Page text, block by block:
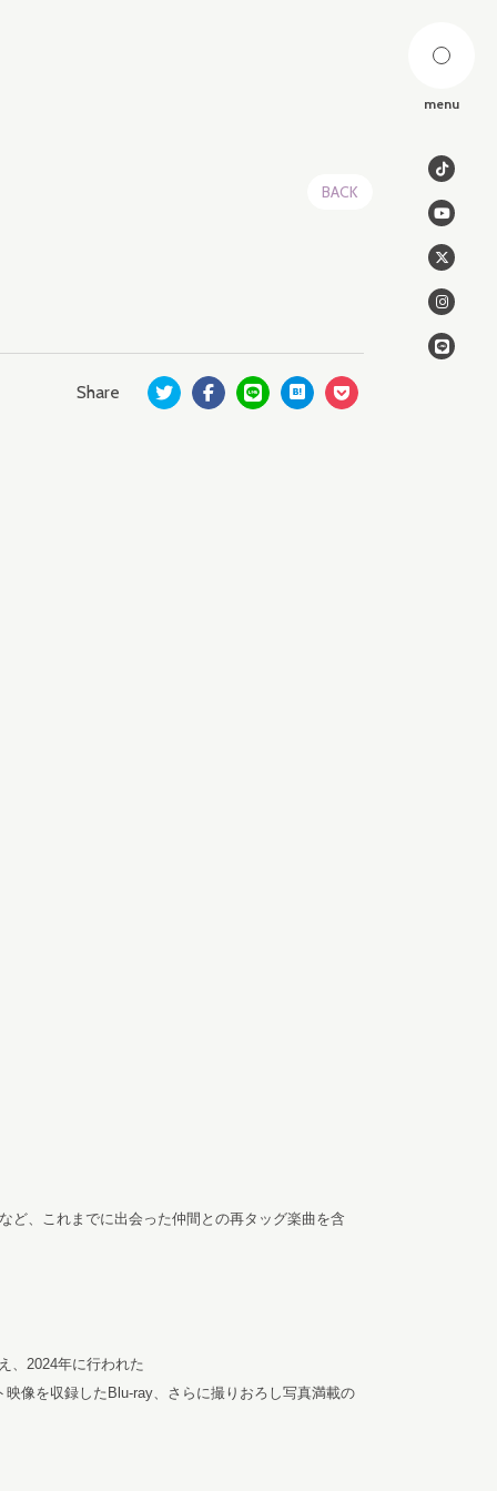
menu
BACK
ど、これまでに出会った仲間との再タッグ楽曲を含
、2024年に行われた
像を収録したBlu-ray、さらに撮りおろし写真満載の